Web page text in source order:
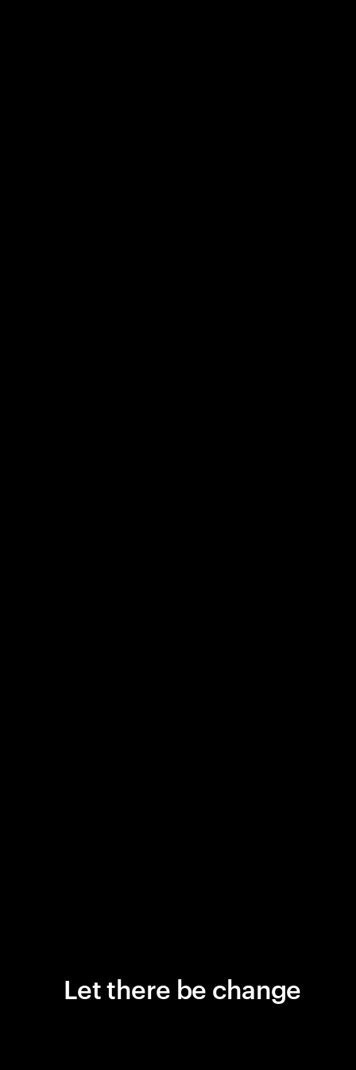
Let there be change